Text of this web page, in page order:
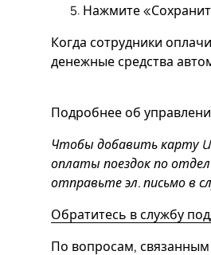
Нажмите
Когда сотрудники
денежные средства
Подробнее об
Чтобы добавить карту
оплаты поездок по
отправьте эл. письмо в
Обратитесь в службу
По вопросам,